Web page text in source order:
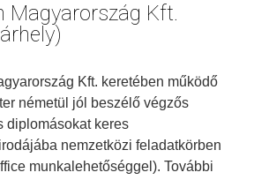
Magyarország Kft.
Kft. keretében működő
németül jól beszélő végzős
diplomásokat keres
nemzetközi feladatkörben
munkalehetőséggel). További